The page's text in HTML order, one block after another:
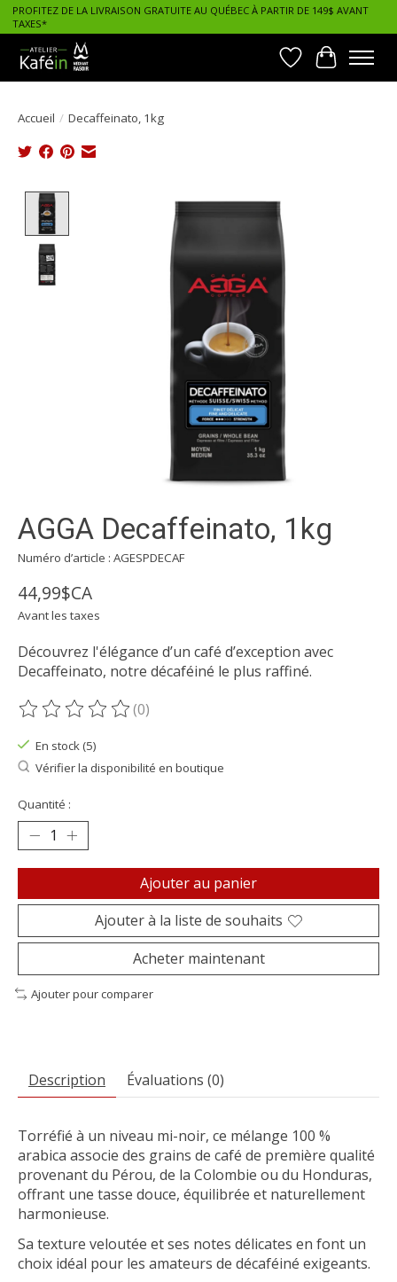
PROFITEZ DE LA LIVRAISON GRATUITE AU QUÉBEC À PARTIR DE 149$ AVANT
TAXES*
Liste dePanier
Accueil / Decaffeinato, 1kg
Product image slideshow Items
AGGA Decaffeinato, 1kg
Numéro d’article : AGESPDECAF
44,99$CA
Avant les taxes
Découvrez l'élégance d’un café d’exception avec
Decaffeinato, notre décaféiné le plus raffiné.
Ce produit est évalué à
(0)
En stock (5)
Vérifier la disponibilité en boutique
Quantité :
Ajouter au panier
Ajouter à la liste de souhaits
Acheter maintenant
Ajouter pour comparer
Description Évaluations (0)
Torréfié à un niveau mi-noir, ce mélange 100 %
arabica associe des grains de café de première qualité
provenant du Pérou, de la Colombie ou du Honduras,
offrant une tasse douce, équilibrée et naturellement
harmonieuse.
Sa texture veloutée et ses notes délicates en font un
choix idéal pour les amateurs de décaféiné exigeants.